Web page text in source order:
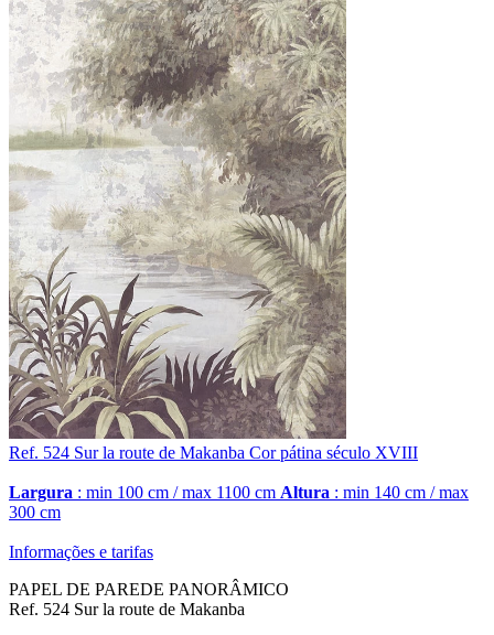
Ref. 524 Sur la route de Makanba Cor pátina século XVIII
Largura : min 100 cm / max 1100 cm Altura : min 140 cm / max
300 cm
Informações e tarifas
PAPEL DE PAREDE PANORÂMICO
Ref. 524 Sur la route de Makanba